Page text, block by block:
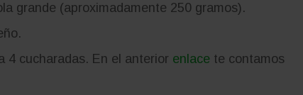
grande (aproximadamente 250 gramos).
a 4 cucharadas. En el anterior enlace te contamos